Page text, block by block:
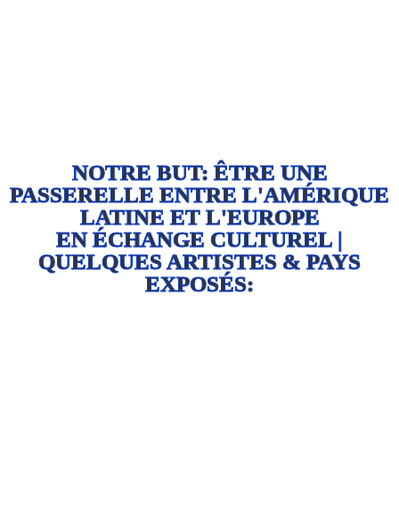
NOTRE BUT: ÊTRE UNE
PASSERELLE ENTRE L'AMÉRIQUE
LATINE ET L'EUROPE
EN ÉCHANGE CULTUREL |
QUELQUES ARTISTES & PAYS
EXPOSÉS: